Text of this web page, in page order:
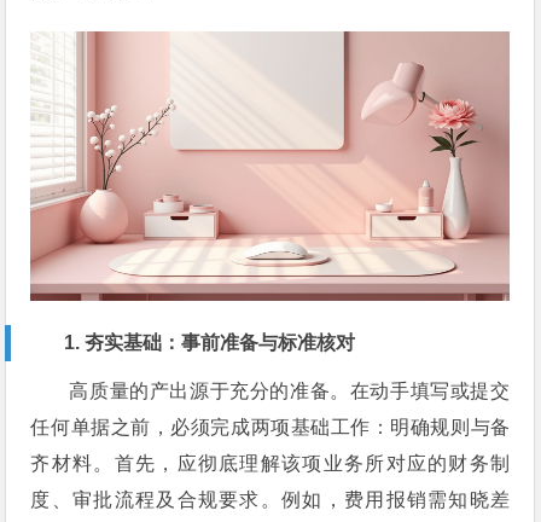
1. 夯实基础：事前准备与标准核对
高质量的产出源于充分的准备。在动手填写或提交
任何单据之前，必须完成两项基础工作：明确规则与备
齐材料。首先，应彻底理解该项业务所对应的财务制
度、审批流程及合规要求。例如，费用报销需知晓差